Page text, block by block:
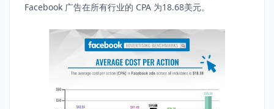
Facebook 广告在所有行业的 CPA 为18.68美元。